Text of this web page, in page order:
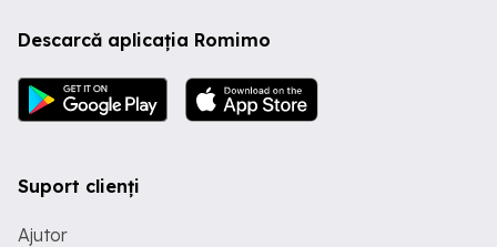
Descarcă aplicația Romimo
Suport clienți
Ajutor